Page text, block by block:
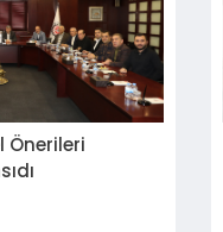
Önerileri